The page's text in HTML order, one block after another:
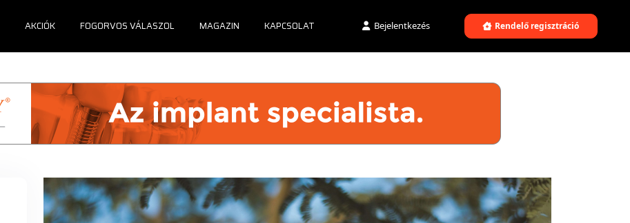
AKCIÓK FOGORVOS VÁLASZOL MAGAZIN KAPCSOLAT Bejelentkezés Rendelő regisztráció